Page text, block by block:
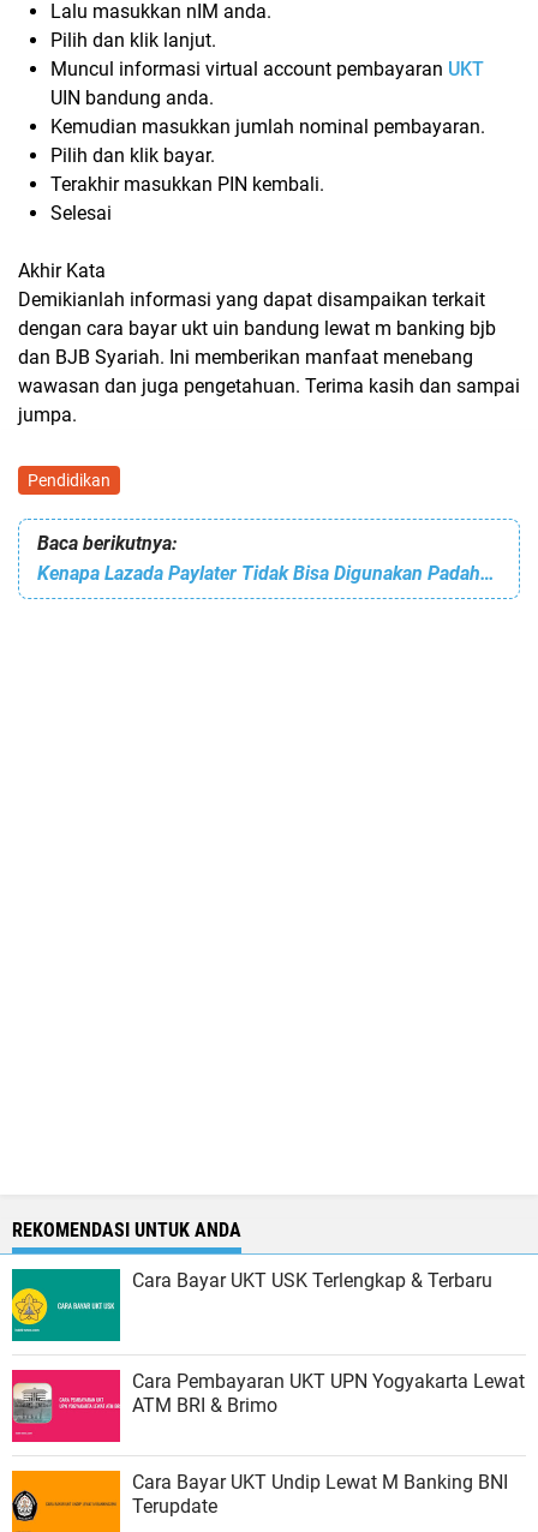
Lalu masukkan nIM anda.
Pilih dan klik lanjut.
Muncul informasi virtual account pembayaran UKT
UIN bandung anda.
Kemudian masukkan jumlah nominal pembayaran.
Pilih dan klik bayar.
Terakhir masukkan PIN kembali.
Selesai
Akhir Kata
Demikianlah informasi yang dapat disampaikan terkait
dengan cara bayar ukt uin bandung lewat m banking bjb
dan BJB Syariah. Ini memberikan manfaat menebang
wawasan dan juga pengetahuan. Terima kasih dan sampai
jumpa.
Pendidikan
Baca berikutnya:
Kenapa Lazada Paylater Tidak Bisa Digunakan Padahal Saldo Cukup
REKOMENDASI UNTUK ANDA
Cara Bayar UKT USK Terlengkap & Terbaru
Cara Pembayaran UKT UPN Yogyakarta Lewat
ATM BRI & Brimo
Cara Bayar UKT Undip Lewat M Banking BNI
Terupdate